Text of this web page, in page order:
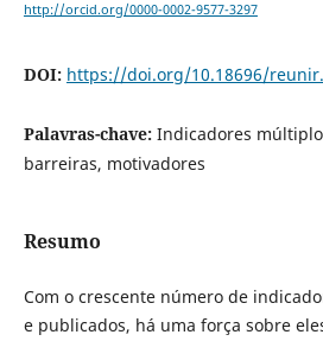
http://orcid.org/0000-0002-9577-3297
DOI: https://doi.org/10.18696/
Palavras-chave: Indicadores
barreiras, motivadores
Resumo
Com o crescente número de
e publicados, há uma força sobre